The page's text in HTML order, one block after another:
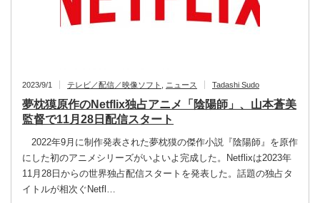
2023/9/1 テレビ／配信／映像ソフト ニュース Tadashi Sudo
夢枕獏原作のNetflix独占アニメ「陰陽師」、山本蒼美
監督で11月28日配信スタート
2022年9月に制作発表された夢枕獏の傑作小説『陰陽師』を原作
にした初のアニメシリーズがいよいよ完成した。Netflixは2023年
11月28日からの世界独占配信スタートを発表した。話題の独占タ
イトルが相次ぐNetfl…